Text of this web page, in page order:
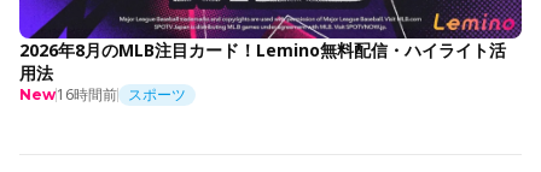
2026年8月のMLB注目カード！Lemino無料配信・ハイライト活
用法
New16時間前 スポーツ